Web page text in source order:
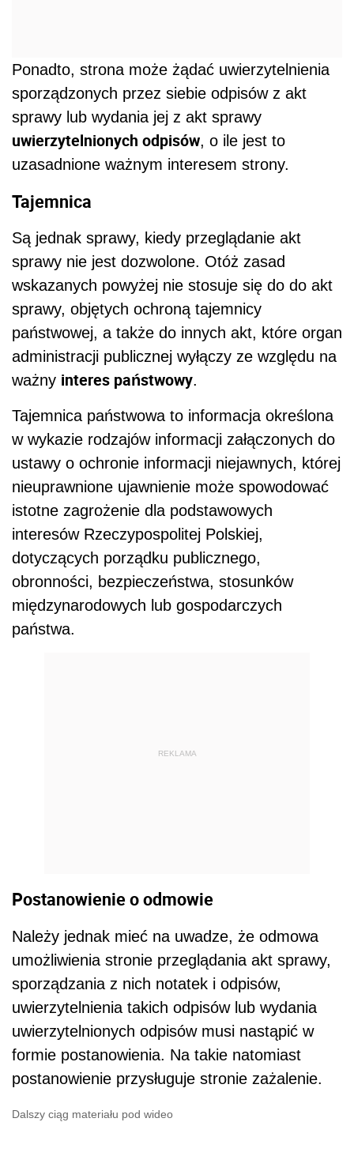
Ponadto, strona może żądać uwierzytelnienia
sporządzonych przez siebie odpisów z akt
sprawy lub wydania jej z akt sprawy
uwierzytelnionych odpisów, o ile jest to
uzasadnione ważnym interesem strony.
Tajemnica
Są jednak sprawy, kiedy przeglądanie akt
sprawy nie jest dozwolone. Otóż zasad
wskazanych powyżej nie stosuje się do do akt
sprawy, objętych ochroną tajemnicy
państwowej, a także do innych akt, które organ
administracji publicznej wyłączy ze względu na
ważny interes państwowy.
Tajemnica państwowa to informacja określona
w wykazie rodzajów informacji załączonych do
ustawy o ochronie informacji niejawnych, której
nieuprawnione ujawnienie może spowodować
istotne zagrożenie dla podstawowych
interesów Rzeczypospolitej Polskiej,
dotyczących porządku publicznego,
obronności, bezpieczeństwa, stosunków
międzynarodowych lub gospodarczych
państwa.
REKLAMA
Postanowienie o odmowie
Należy jednak mieć na uwadze, że odmowa
umożliwienia stronie przeglądania akt sprawy,
sporządzania z nich notatek i odpisów,
uwierzytelnienia takich odpisów lub wydania
uwierzytelnionych odpisów musi nastąpić w
formie postanowienia. Na takie natomiast
postanowienie przysługuje stronie zażalenie.
Dalszy ciąg materiału pod wideo